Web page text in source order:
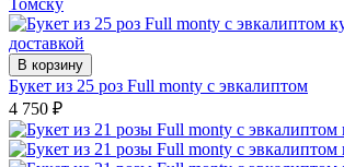
В корзину
Букет из 25 роз Full monty с эвкалиптом
4 750 ₽